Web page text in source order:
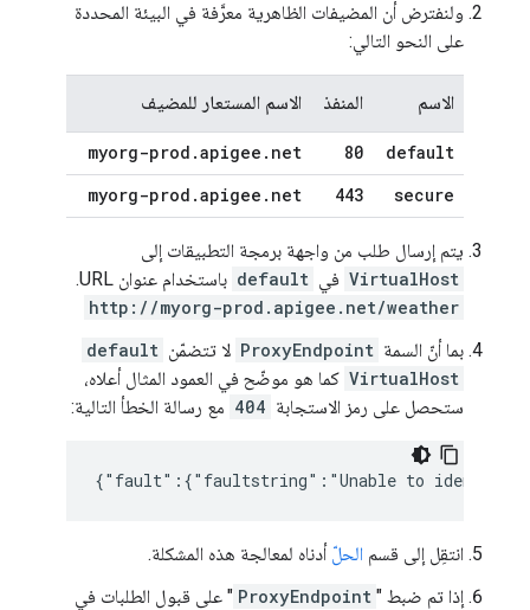
ولنفترض أن المضيفات الظاهرية معرَّفة في البيئة المحددة
على النحو التالي:
الاسم المنفذ الاسم المستعار للمضيف
default
80
myorg-prod .apigee . net
secure
443
myorg-prod .apigee . net
يتم إرسال طلب من واجهة برمجة التطبيقات إلى
VirtualHost في default باستخدام عنوان URL.
http://myorg-prod.apigee.net/weather
بما أنّ السمة ProxyEndpoint لا تتضمّن default
VirtualHost كما هو موضّح في العمود المثال أعلاه،
ستحصل على رمز الاستجابة 404 مع رسالة الخطأ التالية:
{"fault":{"faultstring":"Unable to identify
انتقِل إلى قسم الحلّ أدناه لمعالجة هذه المشكلة.
إذا تم ضبط " ProxyEndpoint " على قبول الطلبات في